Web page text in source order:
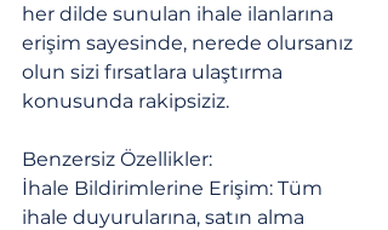
her dilde sunulan ihale ilanlarına
erişim sayesinde, nerede olursanız
olun sizi fırsatlara ulaştırma
konusunda rakipsiziz.
Benzersiz Özellikler:
İhale Bildirimlerine Erişim: Tüm
ihale duyurularına, satın alma